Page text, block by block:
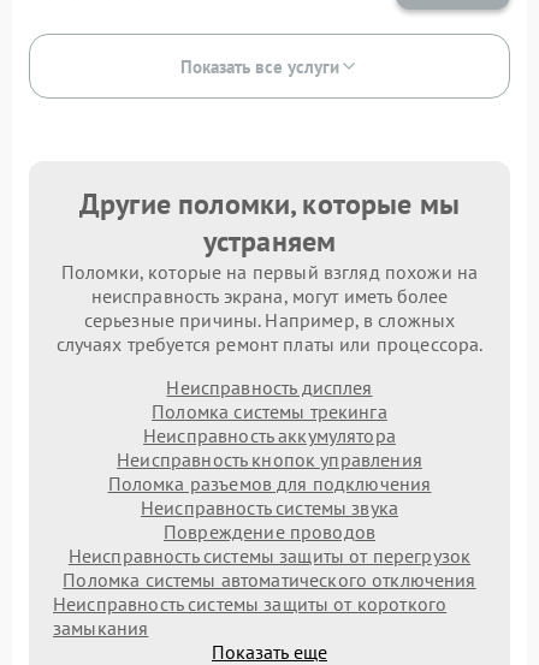
Показать все услуги
Другие поломки, которые мы
устраняем
Поломки, которые на первый взгляд похожи на
неисправность экрана, могут иметь более
серьезные причины. Например, в сложных
случаях требуется ремонт платы или процессора.
Неисправность дисплея
Поломка системы трекинга
Неисправность аккумулятора
Неисправность кнопок управления
Поломка разъемов для подключения
Неисправность системы звука
Повреждение проводов
Неисправность системы защиты от перегрузок
Поломка системы автоматического отключения
Неисправность системы защиты от короткого
замыкания
Показать еще